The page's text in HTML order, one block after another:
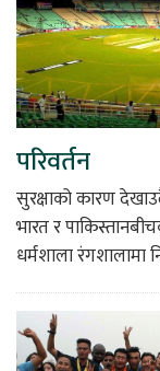
परिवर्तन
सुरक्षाको कारण
भारत र
धर्मशाला रंगशालामा